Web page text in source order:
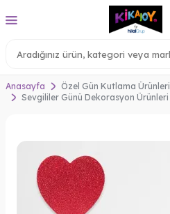
Anasayfa Özel Gün Kutlama Ürünleri
Sevgililer Günü Dekorasyon Ürünleri